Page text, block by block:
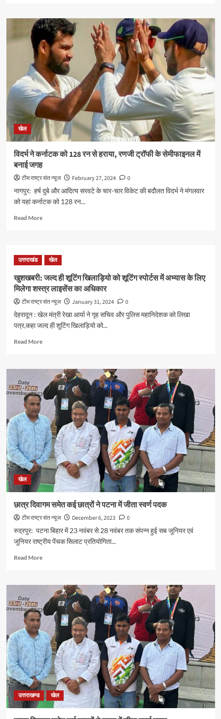
सूरज
पंवार
किया
पेरिस
ओलंपिक
के
लिए
किया
क्वालीफाई
खेल
विदर्भ ने कर्नाटक को 128 रन से हराया, रणजी ट्रॉफी के सेमीफाइनल में
बनाई जगह
टीम राष्ट्र संत न्यूज February 27, 2024
0
नागपुर: हर्ष दुबे और आदित्य सरवटे के चार-चार विकेट की बदौलत विदर्भ ने मंगलवार
को यहां कर्नाटक को 128 रन...
Read MoreRead
ने
कर्नाटक
128
रन
से
हराया,
रणजी
ट्रॉफी
उत्तराखंड खेल
खुशखबरी: जल्द ही शूटिंग खिलाड़ियो को शूटिंग स्पोर्टस में अभ्यास के लिए
मिलेगा शस्त्र लाइसेंस का अधिकार
टीम राष्ट्र संत न्यूज January 31, 2024
0
देहरादून : खेल मंत्री रेखा आर्या ने गृह सचिव और पुलिस महानिदेशक को लिखा
पत्र,कहा जल्द ही शूटिंग खिलाड़ियो को...
Read MoreRead
खुशखबरी:
ही
शूटिंग
खिलाड़ियो
को
शूटिंग
स्पोर्टस
में
अभ्यास
के
लिए
शस्त्र
लाइसेंस
का
अधिकार
खेल
छात्र दिवागम समेत कई छात्रों ने पटना में जीता स्वर्ण पदक
टीम राष्ट्र संत न्यूज December 6, 2023
0
रुद्रपुर: पटना बिहार में 23 नवंबर से 28 नवंबर तक संपन्न हुई सब जूनियर एवं
जूनियर राष्ट्रीय पेंचक सिलाट प्रतियोगिता...
Read MoreRead
छात्र
दिवागम
समेत
कई
छात्रों
ने
पटना
में
जीता
स्वर्ण
पदक
उत्तराखण्ड खेल